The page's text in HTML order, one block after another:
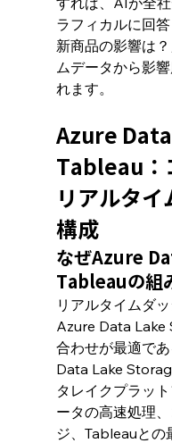
ラフィカルに回
新商品の影響は
ムデータから影
れます。
Azure
Tableau：
リアルタイ
構成
なぜAzure
Tableauの組
リアルタイムダ
Azure Data Lake
合わせが最適で
Data Lake
タレイクプラッ
ータの高速処理
ジ、Tableauとの